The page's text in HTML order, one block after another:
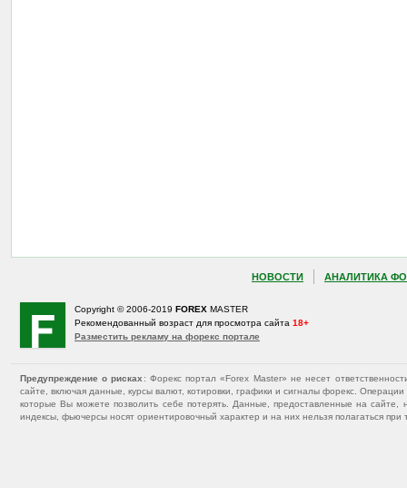
НОВОСТИ АНАЛИТИКА
Copyright © 2006-2019 FOREX MASTER
Рекомендованный возраст для просмотра сайта 18+
Разместить рекламу на форекс портале
Предупреждение о рисках : Форекс портал «Forex Master» не несет
сайте, включая данные, курсы валют, котировки, графики и сигналы форекс.
которые Вы можете позволить себе потерять. Данные, предоставленные на
индексы, фьючерсы носят ориентировочный характер и на них нельзя полагаться при